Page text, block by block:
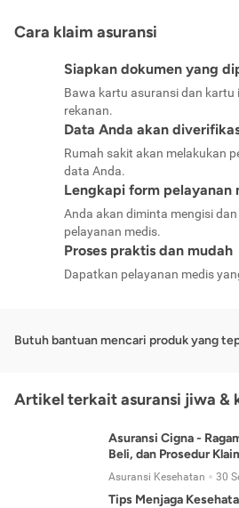
Cara klaim asuransi
Siapkan dokumen yang
Bawa kartu asuransi dan kartu
rekanan.
Data Anda akan
Rumah sakit akan melakukan
data Anda.
Lengkapi form pelayanan
Anda akan diminta mengisi
pelayanan medis.
Proses praktis dan mudah
Dapatkan pelayanan medis
Butuh bantuan mencari produk yang
Artikel terkait asuransi jiwa &
Asuransi Cigna -
Beli, dan Prosedur
Asuransi Kesehatan 30
Tips Menjaga